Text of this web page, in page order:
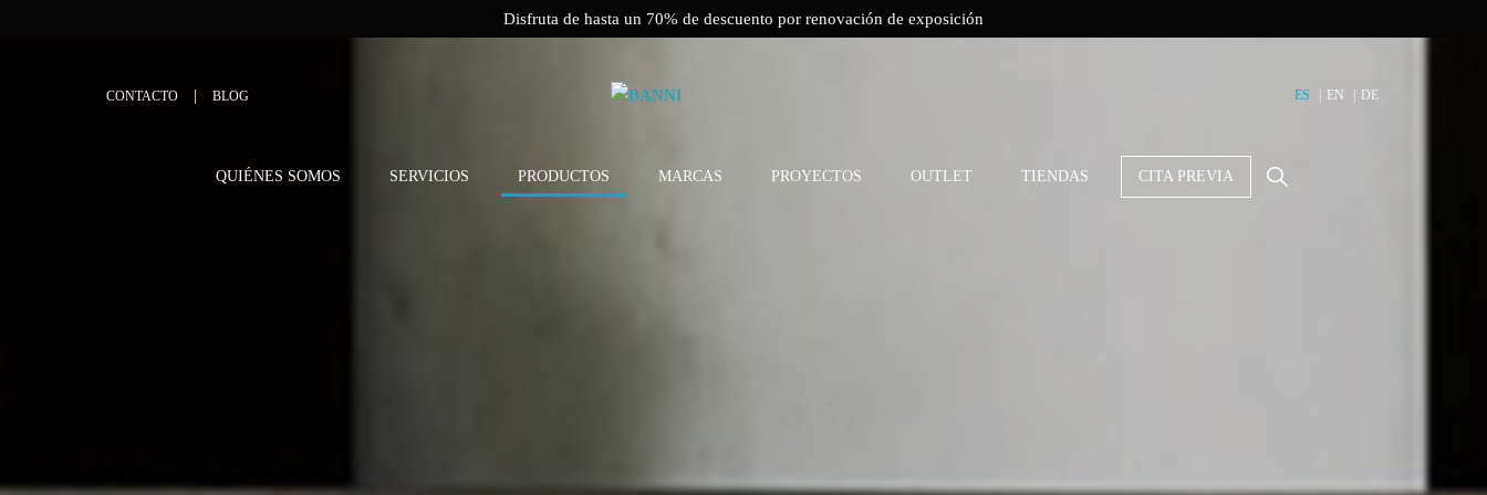
Disfruta de hasta un 70% de descuento por renovación de exposición
CONTACTO BLOG ES EN DE
QUIÉNES SOMOS SERVICIOS PRODUCTOS MARCAS PROYECTOS OUTLET TIENDAS CITA PREVIA